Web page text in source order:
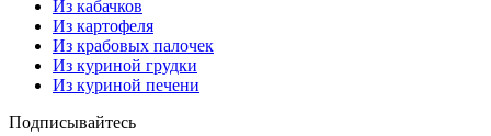
Из кабачков
Из картофеля
Из крабовых палочек
Из куриной грудки
Из куриной печени
Подписывайтесь